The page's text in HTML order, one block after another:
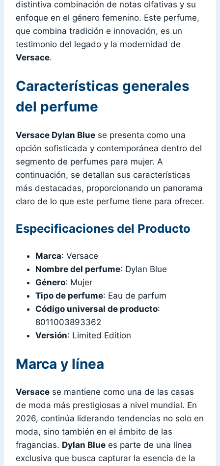
distintiva combinación de notas olfativas y su
enfoque en el género femenino. Este perfume,
que combina tradición e innovación, es un
testimonio del legado y la modernidad de
Versace.
Características generales
del perfume
Versace Dylan Blue se presenta como una
opción sofisticada y contemporánea dentro del
segmento de perfumes para mujer. A
continuación, se detallan sus características
más destacadas, proporcionando un panorama
claro de lo que este perfume tiene para ofrecer.
Especificaciones del Producto
Marca: Versace
Nombre del perfume: Dylan Blue
Género: Mujer
Tipo de perfume: Eau de parfum
Código universal de producto:
8011003893362
Versión: Limited Edition
Marca y línea
Versace se mantiene como una de las casas
de moda más prestigiosas a nivel mundial. En
2026, continúa liderando tendencias no solo en
moda, sino también en el ámbito de las
fragancias. Dylan Blue es parte de una línea
exclusiva que busca capturar la esencia de la